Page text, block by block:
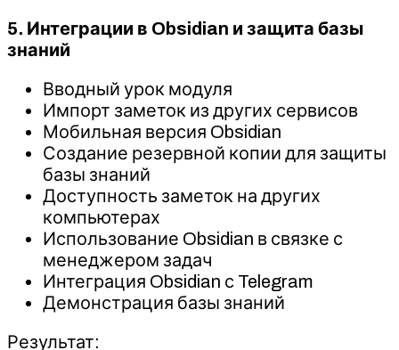
5. Интеграции в Obsidian и защита базы
знаний
Вводный урок модуля
Импорт заметок из других сервисов
Мобильная версия Obsidian
Создание резервной копии для защиты
базы знаний
Доступность заметок на других
компьютерах
Использование Obsidian в связке с
менеджером задач
Интеграция Obsidian с Telegram
Демонстрация базы знаний
Результат: